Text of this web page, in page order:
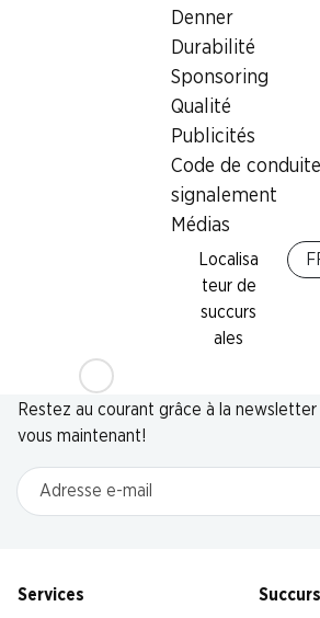
Denner
Durabilité
Sponsoring
Qualité
Publicités
Code de
signalement
Médias
Localisa
teur de
succurs
ales
Newsletter
Restez au courant grâce à la newsletter
vous maintenant!
Adresse e-mail
Services